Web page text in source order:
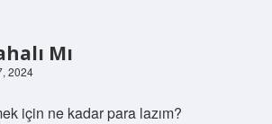
Mı
2024
için ne kadar para lazım?